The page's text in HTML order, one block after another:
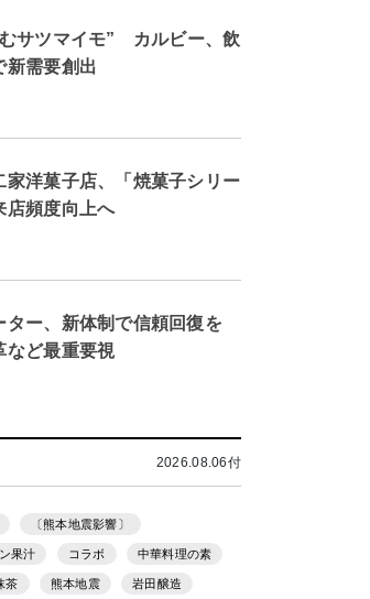
むサツマイモ” カルビー、飲
新需要創出
家洋菓子店、「焼菓子シリー
頻度向上へ
ター、新体制で信頼回復を
など最重要視
2026.08.06付
〔熊本地震影響〕
果汁 コラボ 中華料理の素
茶 熊本地震 岩田醸造